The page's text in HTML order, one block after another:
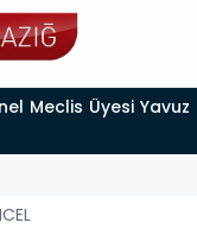
Meclis Üyesi